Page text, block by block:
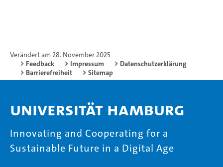
Verändert am 28. November 2025
Feedback
Impressum
Datenschutzerklärung
Barrierefreiheit
Sitemap
Universität Hamburg
Innovating and Cooperating for a
Sustainable Future in a Digital Age